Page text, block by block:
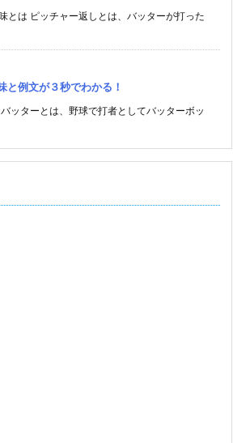
とは ピッチャー返しとは、バッターが打った
と例文が３秒でわかる！
ッターとは、野球で打者としてバッターボッ